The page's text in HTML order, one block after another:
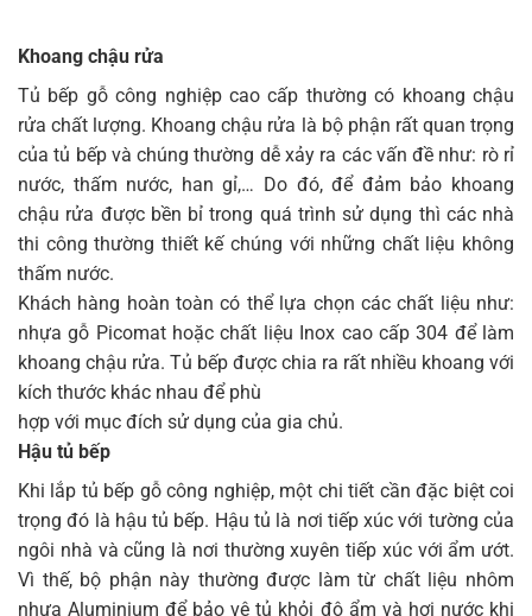
Khoang chậu rửa
Tủ bếp gỗ công nghiệp cao cấp thường có khoang chậu
rửa chất lượng. Khoang chậu rửa là bộ phận rất quan trọng
của tủ bếp và chúng thường dễ xảy ra các vấn đề như: rò rỉ
nước, thấm nước, han gỉ,… Do đó, để đảm bảo khoang
chậu rửa được bền bỉ trong quá trình sử dụng thì các nhà
thi công thường thiết kế chúng với những chất liệu không
thấm nước.
Khách hàng hoàn toàn có thể lựa chọn các chất liệu như:
nhựa gỗ Picomat hoặc chất liệu Inox cao cấp 304 để làm
khoang chậu rửa. Tủ bếp được chia ra rất nhiều khoang với
kích thước khác nhau để phù
hợp với mục đích sử dụng của gia chủ.
Hậu tủ bếp
Khi lắp tủ bếp gỗ công nghiệp, một chi tiết cần đặc biệt coi
trọng đó là hậu tủ bếp. Hậu tủ là nơi tiếp xúc với tường của
ngôi nhà và cũng là nơi thường xuyên tiếp xúc với ẩm ướt.
Vì thế, bộ phận này thường được làm từ chất liệu nhôm
nhựa Aluminium để bảo vệ tủ khỏi độ ẩm và hơi nước khi